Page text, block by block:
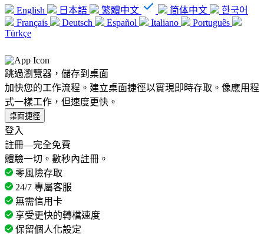
English 日本語 繁體中文 简体中文
한국어
Français
Deutsch Español Italiano
Português
Türkçe
跳過瀏覽器，儲存到桌面
加快您的工作流程。建立桌面捷徑以實現即時存取。像應用程
式一樣工作，但速度更快。
桌面捷徑
登入
註冊—完全免費
體驗一切。數秒內註冊。
零風險存取
24/7 專屬客服
無需信用卡
享受更快的轉檔速度
保留個人化設定